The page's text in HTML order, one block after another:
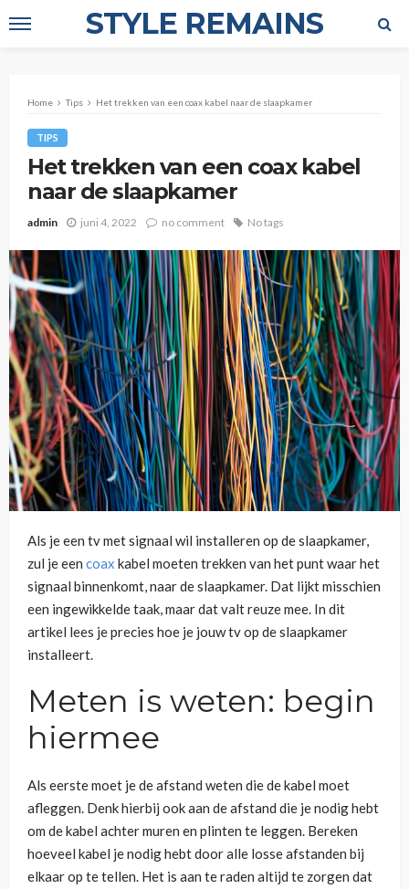
STYLE REMAINS
Home Tips Het trekken van een coax kabel naar de slaapkamer
TIPS
Het trekken van een coax kabel
naar de slaapkamer
admin juni 4, 2022 no comment No tags
Als je een tv met signaal wil installeren op de slaapkamer,
zul je een coax kabel moeten trekken van het punt waar het
signaal binnenkomt, naar de slaapkamer. Dat lijkt misschien
een ingewikkelde taak, maar dat valt reuze mee. In dit
artikel lees je precies hoe je jouw tv op de slaapkamer
installeert.
Meten is weten: begin
hiermee
Als eerste moet je de afstand weten die de kabel moet
afleggen. Denk hierbij ook aan de afstand die je nodig hebt
om de kabel achter muren en plinten te leggen. Bereken
hoeveel kabel je nodig hebt door alle losse afstanden bij
elkaar op te tellen. Het is aan te raden altijd te zorgen dat